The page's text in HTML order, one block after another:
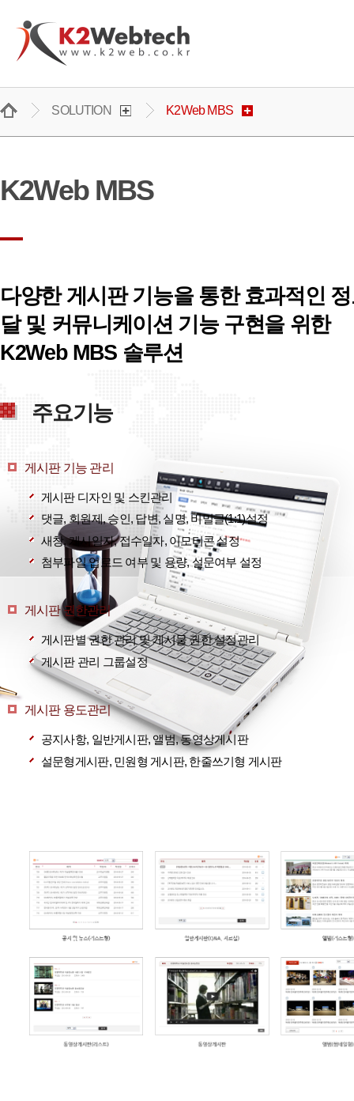
SOLUTION K2Web MBS
K2Web MBS
다양한 게시판 기능을 통한 효과적인
달 및 커뮤니케이션 기능 구현을 위한
K2Web MBS솔루션
주요기능
게시판 기능 관리
게시판 디자인 및 스킨관리
댓글, 회원제, 승인, 답변, 실명, 비밀글(1:1)설정
새창, 게시일자, 접수일자, 이모티콘 설정
첨부파일 업로드 여부 및 용량, 설문여부 설정
게시판 권한관리
게시판별 권한 관리 및 게시물 권한 설정관리
게시판 관리 그룹설정
게시판 용도관리
공지사항, 일반게시판, 앨범, 동영상게시판
설문형게시판, 민원형 게시판, 한줄쓰기형 게시판